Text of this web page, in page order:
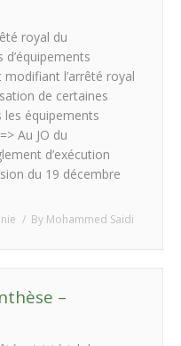
royal du
l’arrêté royal
de certaines
les équipements
Au JO du
d’exécution
du 19 décembre
By Mohammed Saidi
–